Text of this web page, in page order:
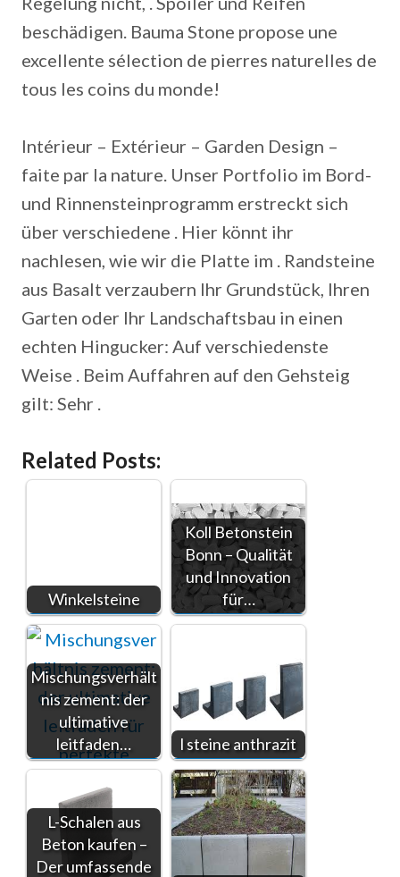
beschädigen. Bauma Stone propose une
excellente sélection de pierres naturelles de
tous les coins du monde!
Intérieur – Extérieur – Garden Design –
faite par la nature. Unser Portfolio im Bord-
und Rinnensteinprogramm erstreckt sich
über verschiedene . Hier könnt ihr
nachlesen, wie wir die Platte im . Randsteine
aus Basalt verzaubern Ihr Grundstück, Ihren
Garten oder Ihr Landschaftsbau in einen
echten Hingucker: Auf verschiedenste
Weise . Beim Auffahren auf den Gehsteig
gilt: Sehr .
Related Posts:
Winkelsteine
Koll Betonstein
Bonn – Qualität
und Innovation
für…
Mischungsverhält
nis zement: der
ultimative
leitfaden…
l steine anthrazit
L-Schalen aus
Beton kaufen –
Der umfassende